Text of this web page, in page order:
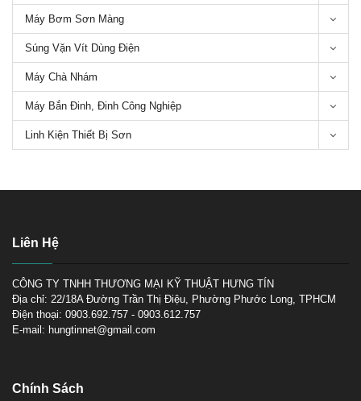
Máy Bơm Sơn Màng
Súng Vặn Vít Dùng Điện
Máy Chà Nhám
Máy Bắn Đinh, Đinh Công Nghiệp
Linh Kiện Thiết Bị Sơn
Liên Hệ
CÔNG TY TNHH THƯƠNG MẠI KỸ THUẬT HƯNG TÍN
Địa chỉ: 22/18A Đường Trần Thị Điệu, Phường Phước Long, TPHCM
Điện thoại: 0903.692.757 - 0903.612.757
E-mail: hungtinnet@gmail.com
Chính Sách